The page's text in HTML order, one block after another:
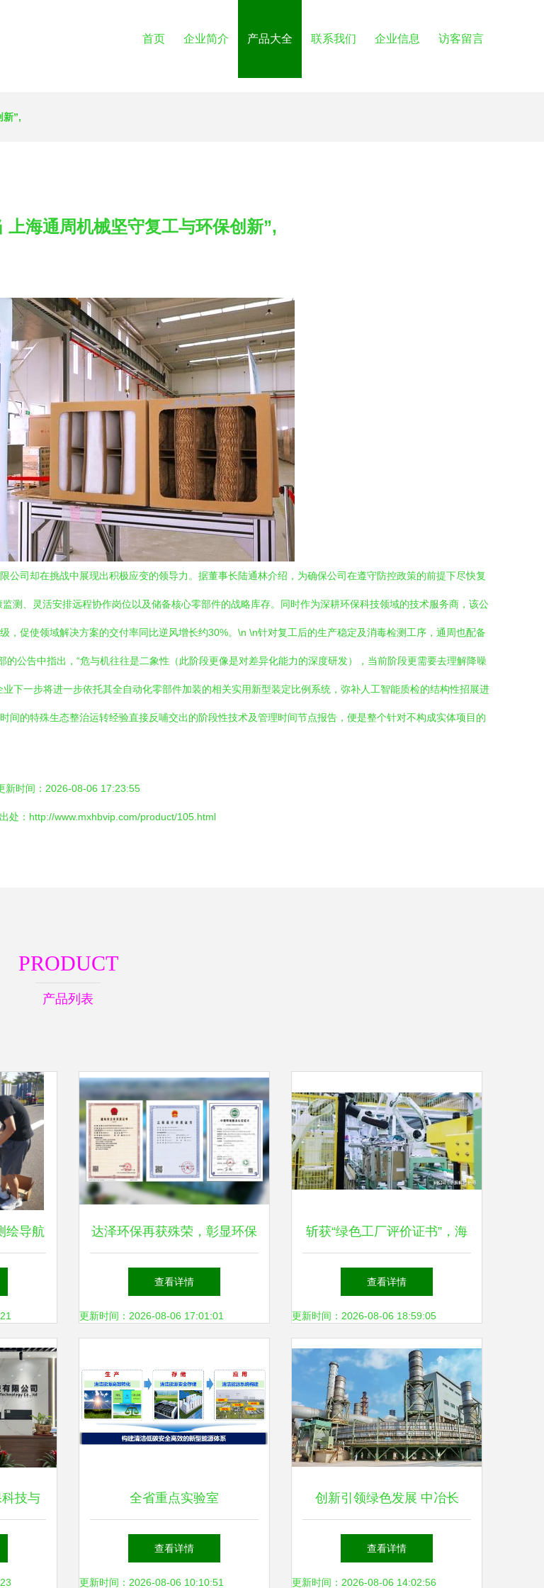
首页 企业简介 产品大全 联系我们 企业信息 访客留言
新”,
上海通周机械坚守复工与环保创新”,
司却在挑战中展现出积极应变的领导力。据董事长陆通林介绍，为确保公司在遵守防控政策的前提下尽快复
测、灵活安排远程协作岗位以及储备核心零部件的战略库存。同时作为深耕环保科技领域的技术服务商，该公
促使领域解决方案的交付率同比逆风增长约30%。\n \n针对复工后的生产稳定及消毒检测工序，通周也配备
公告中指出，“危与机往往是二象性（此阶段更像是对差异化能力的深度研发），当前阶段更需要去理解降噪
下一步将进一步依托其全自动化零部件加装的相关实用新型装定比例系统，弥补人工智能质检的结构性招展进
的特殊生态整治运转经验直接反哺交出的阶段性技术及管理时间节点报告，便是整个针对不构成实体项目的
新时间：2026-08-06 17:23:55
处：http://www.mxhbvip.com/product/105.html
PRODUCT
产品列表
绘导航 达泽环保再获殊荣，彰显环保
科技领域创新实力
查看详情
更新时间：2026-08-06 17:01:01
斩获“绿色工厂评价证书”，海
信中央空调高质助推绿色可持
续发展
查看详情
更新时间：2026-08-06 18:59:05
技与 全省重点实验室
查看详情
更新时间：2026-08-06 10:10:51
创新引领绿色发展 中冶长
天“高效节能环保烧结技术及
装备的研发与应用”荣获国家
查看详情
更新时间：2026-08-06 14:02:56